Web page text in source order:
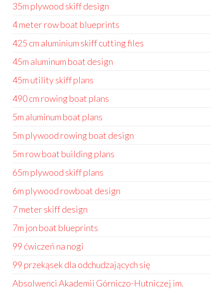
35m plywood skiff design
4 meter row boat blueprints
425 cm aluminium skiff cutting files
45m aluminum boat design
45m utility skiff plans
490 cm rowing boat plans
5m aluminum boat plans
5m plywood rowing boat design
5m row boat building plans
65m plywood skiff plans
6m plywood rowboat design
7 meter skiff design
7m jon boat blueprints
99 ćwiczeń na nogi
99 przekąsek dla odchudzających się
Absolwenci Akademii Górniczo-Hutniczej im.